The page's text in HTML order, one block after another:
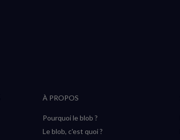
À PROPOS
Pourquoi le blob ?
Le blob, c'est quoi ?